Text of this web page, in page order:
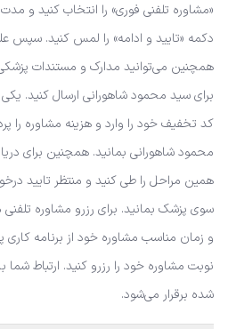
«مشاوره تلفنی فوری» را انتخاب کنید و
دکمه «تایید و ادامه» را لمس کنید. سپس
همچنین می‌توانید مدارک و مستندات
برای سید محمود شاهورانی ارسال کنید.
کد تخفیف خود را وارد و هزینه مشاوره را
محمود شاهورانی بمانید. همچنین برای
همین مراحل را طی کنید و منتظر تایید
سوی پزشک بمانید. برای رزرو مشاوره
و زمان مناسب مشاوره خود از برنامه
نوبت مشاوره خود را رزرو کنید. ارتباط شما
شده برقرار می‌شود.